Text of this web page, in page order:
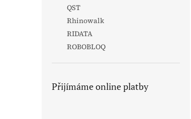
QST
Rhinowalk
RIDATA
ROBOBLOQ
Přijímáme online platby